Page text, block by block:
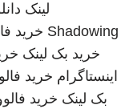
لینک
Shadowing خرید
خرید بک لینک
اینستاگرام خرید
بک لینک خرید